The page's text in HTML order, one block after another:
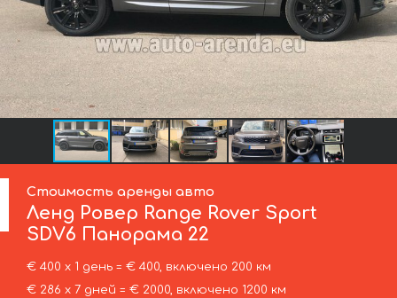
Стоимость аренды авто
Ленд Ровер Range Rover Sport
SDV6 Панорама 22
€ 400 х 1 день = € 400, включено 200 км
€ 286 х 7 дней = € 2000, включено 1200 км